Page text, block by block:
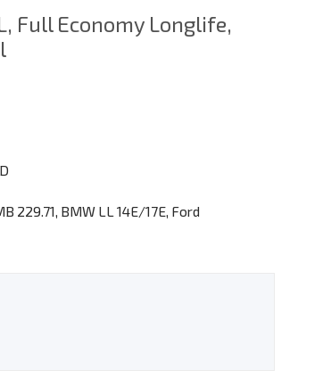
Full Economy Longlife,
229.71, BMW LL 14E/17E, Ford